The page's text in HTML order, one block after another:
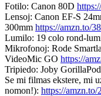
Fotilo: Canon 80D
Lensoj: Canon EF-S
300mm https://amzn.to/
Lumilo: 19 colo rond-
Mikrofonoj: Rode
VideoMic GO https://
Tripiedo: Joby
Se mi filmas ekstere, mi
nomon!): https://